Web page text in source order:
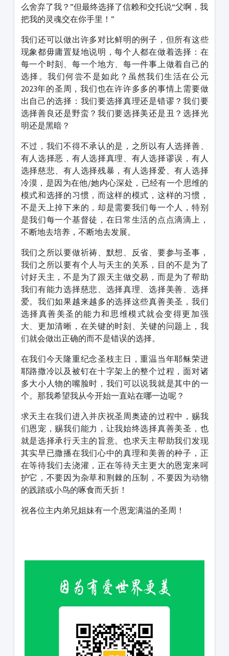
么舍弃了我？”但最终选择了信赖和交托说“父啊，我
把我的灵魂交在你手里！”
我们还可以做出许多对比鲜明的例子，但所有这些
现象都毋庸置疑地说明，每个人都在做着选择：在
每一个时刻、每一个地方、每一件事上做着自己的
选择。我们何尝不是如此？虽然我们生活在公元
2023年的圣周，我们也在许许多多的事情上需要做
出自己的选择：我们要选择真理还是错谬？我们要
选择善良还是野蛮？我们要选择美还是丑？选择光
明还是黑暗？
不过，我们不得不承认的是，之所以有人选择善、
有人选择恶，有人选择真理、有人选择谬误，有人
选择慈悲、有人选择残暴，有人选择爱、有人选择
冷漠，是因为在他/她内心深处，已经有一个思维的
模式和选择的习惯，而这样的模式，这样的习惯，
不是天上掉下来的，却是需要我们每一个人，特别
是我们每一个基督徒，在日常生活的点点滴滴上，
不断地去培养，不断地去发展。
我们之所以要做祈祷、默想、反省、要参与圣事，
我们之所以要有个人与天主的关系，目的不是为了
讨好天主，不是为了跟天主做交易，而是为了帮助
我们有能力选择慈悲、选择真理、选择美善、选择
爱。我们如果越来越多的选择这些真善美圣，我们
选择真善美圣的能力和思维模式就会变得更加强
大、更加清晰，在关键的时刻、关键的问题上，我
们就会做出正确的而不是错误的选择。
在我们今天隆重纪念圣枝主日，重温当年耶稣荣进
耶路撒冷以及被钉在十字架上的整个过程，面对诸
多大小人物的嘴脸时，我们可以说我就是其中的一
个。那我希望我从今开始一直站在哪一边呢？
求天主在我们进入并庆祝圣周奥迹的过程中，赐我
们恩宠，赐我们能力，让我始终选择真善美圣，也
就是选择承行天主的旨意。也求天主帮助我们发现
其实早已撒播在我们心中的真理和美善的种子，正
在等待我们去浇灌，正在等待天主更大的恩宠来呵
护它，不要因为杂草和荆棘的压制，不要因为动物
的践踏或小鸟的啄食而夭折！
祝各位主内弟兄姐妹有一个恩宠满溢的圣周！